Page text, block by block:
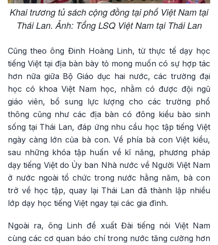
Khai trương tủ sách cộng đồng tại phố Việt Nam tại
Thái Lan. Ảnh: Tổng LSQ Việt Nam tại Thái Lan
Cũng theo ông Đinh Hoàng Linh, từ thực tế dạy học
tiếng Việt tại địa bàn bày tỏ mong muốn có sự hợp tác
hơn nữa giữa Bộ Giáo dục hai nước, các trường đại
học có khoa Việt Nam học, nhằm có được đội ngũ
giáo viên, bổ sung lực lượng cho các trường phổ
thông cũng như các địa bàn có đông kiều bào sinh
sống tại Thái Lan, đáp ứng nhu cầu học tập tiếng Việt
ngày càng lớn của bà con. Về phía bà con Việt kiều,
sau những khóa tập huấn về kĩ năng, phương pháp
dạy tiếng Việt do Ủy ban Nhà nước về Người Việt Nam
ở nước ngoài tổ chức trong nước hằng năm, bà con
trở về học tập, quay lại Thái Lan đã thành lập nhiều
lớp dạy học tiếng Việt ngay tại các gia đình.
Ngoài ra, ông Linh đề xuất Đài tiếng nói Việt Nam
cùng các cơ quan báo chí trong nước tăng cường hơn